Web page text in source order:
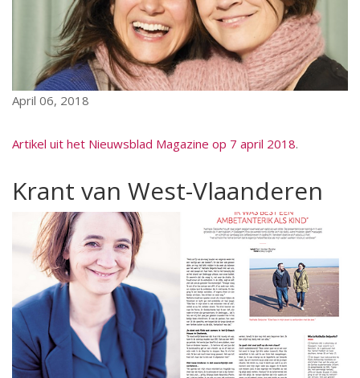
April 06, 2018
Artikel uit het Nieuwsblad Magazine op 7 april 2018.
Krant van West-Vlaanderen